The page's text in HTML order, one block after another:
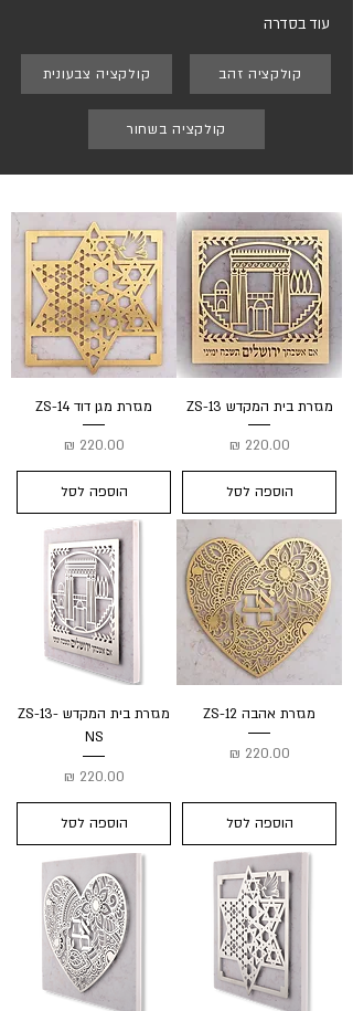
עוד בסדרה
קולקציה זהב קולקציה צבעונית
קולקציה בשחור
מגזרת בית המקדש ZS-13
מחיר
הוספה לסל
מגזרת מגן דוד ZS-14
מחיר
הוספה לסל
מגזרת אהבה ZS-12
מחיר
הוספה לסל
מגזרת בית המקדש ZS-13-
NS
מחיר
הוספה לסל